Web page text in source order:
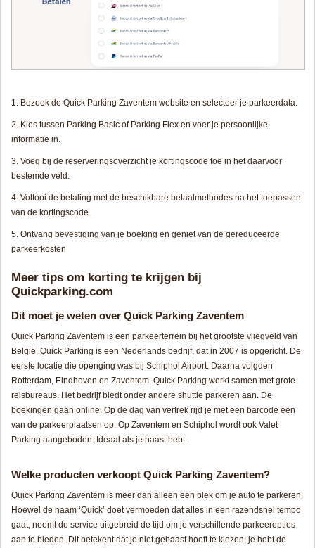
Bezoek de Quick Parking Zaventem website en selecteer je parkeerdata.
Kies tussen Parking Basic of Parking Flex en voer je persoonlijke
informatie in.
Voeg bij de reserveringsoverzicht je kortingscode toe in het daarvoor
bestemde veld.
Voltooi de betaling met de beschikbare betaalmethodes na het toepassen
van de kortingscode.
Ontvang bevestiging van je boeking en geniet van de gereduceerde
parkeerkosten
Meer tips om korting te krijgen bij
Quickparking.com
Dit moet je weten over Quick Parking Zaventem
Quick Parking Zaventem is een parkeerterrein bij het grootste vliegveld van
België. Quick Parking is een Nederlands bedrijf, dat in 2007 is opgericht. De
eerste locatie die openging was bij Schiphol Airport. Daarna volgden
Rotterdam, Eindhoven en Zaventem. Quick Parking werkt samen met grote
reisbureaus. Het bedrijf biedt onder andere shuttle parkeren aan. De
boekingen gaan online. Op de dag van vertrek rijd je met een barcode een
van de parkeerplaatsen op. Op Zaventem en Schiphol wordt ook Valet
Parking aangeboden. Ideaal als je haast hebt.
Welke producten verkoopt Quick Parking Zaventem?
Quick Parking Zaventem is meer dan alleen een plek om je auto te parkeren.
Hoewel de naam ‘Quick’ doet vermoeden dat alles in een razendsnel tempo
gaat, neemt de service uitgebreid de tijd om je verschillende parkeeropties
aan te bieden. Dit betekent dat je niet gehaast hoeft te kiezen; je hebt de